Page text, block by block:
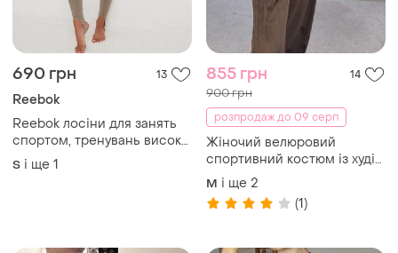
690 грн 13
Reebok
Reebok лосіни для занять
спортом, тренувань висока
посадка 93% бавовна s і l
S і ще 1
855 грн 14
900 грн
розпродаж до 09 серп
Жіночий велюровий
спортивний костюм із худі
на блискавці та широкими
штанами, турція, шоколад/
чорний
M і ще 2
(1)